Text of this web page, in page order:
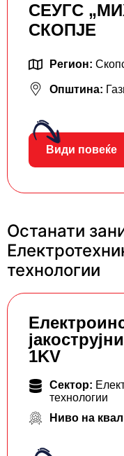
СЕУГС
СКОПЈЕ
Регион:
Општина:
Види повеќе
Останати
технологии
1KV
Сектор:
технологии
Ниво на